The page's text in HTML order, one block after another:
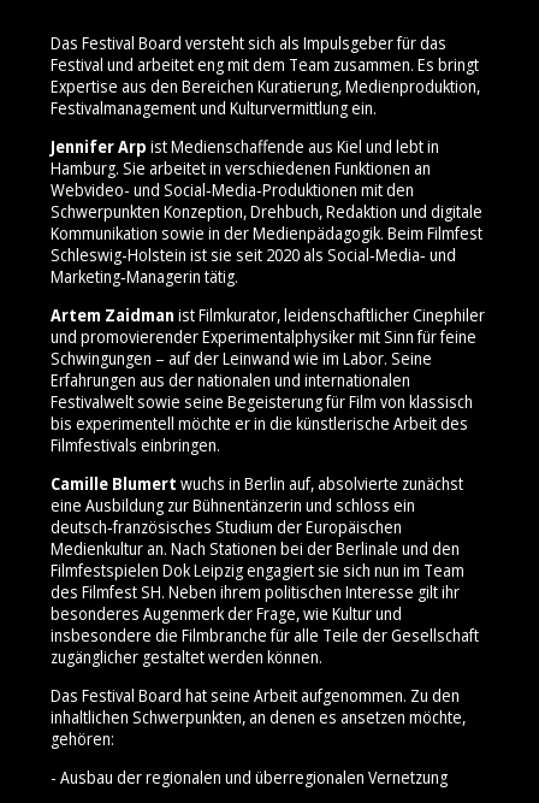
Das Festival Board versteht sich als Impulsgeber für das
Festival und arbeitet eng mit dem Team zusammen. Es bringt
Expertise aus den Bereichen Kuratierung, Medienproduktion,
Festivalmanagement und Kulturvermittlung ein.
Jennifer Arp ist Medienschaffende aus Kiel und lebt in
Hamburg. Sie arbeitet in verschiedenen Funktionen an
Webvideo- und Social‑Media‑Produktionen mit den
Schwerpunkten Konzeption, Drehbuch, Redaktion und digitale
Kommunikation sowie in der Medienpädagogik. Beim Filmfest
Schleswig-Holstein ist sie seit 2020 als Social‑Media‑ und
Marketing‑Managerin tätig.
Artem Zaidman ist Filmkurator, leidenschaftlicher Cinephiler
und promovierender Experimentalphysiker mit Sinn für feine
Schwingungen – auf der Leinwand wie im Labor. Seine
Erfahrungen aus der nationalen und internationalen
Festivalwelt sowie seine Begeisterung für Film von klassisch
bis experimentell möchte er in die künstlerische Arbeit des
Filmfestivals einbringen.
Camille Blumert wuchs in Berlin auf, absolvierte zunächst
eine Ausbildung zur Bühnentänzerin und schloss ein
deutsch‑französisches Studium der Europäischen
Medienkultur an. Nach Stationen bei der Berlinale und den
Filmfestspielen Dok Leipzig engagiert sie sich nun im Team
des Filmfest SH. Neben ihrem politischen Interesse gilt ihr
besonderes Augenmerk der Frage, wie Kultur und
insbesondere die Filmbranche für alle Teile der Gesellschaft
zugänglicher gestaltet werden können.
Das Festival Board hat seine Arbeit aufgenommen. Zu den
inhaltlichen Schwerpunkten, an denen es ansetzen möchte,
gehören:
- Ausbau der regionalen und überregionalen Vernetzung